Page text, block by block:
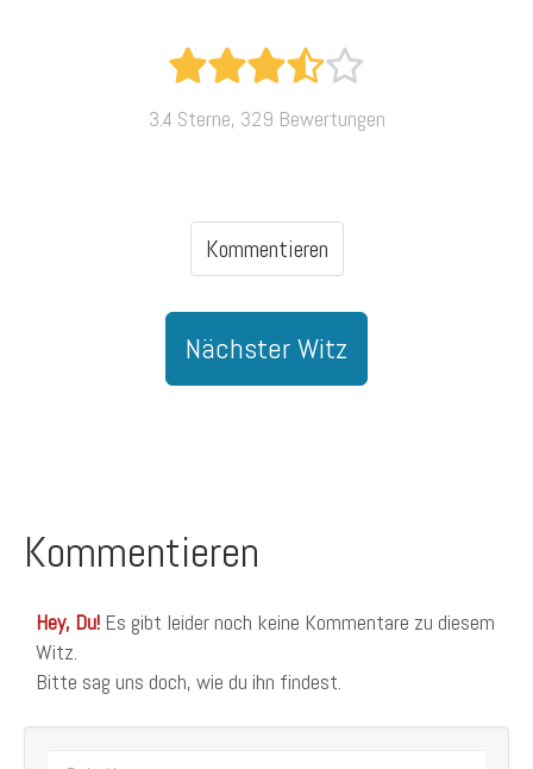
3.4 Sterne, 329 Bewertungen
Kommentieren
Nächster Witz
Kommentieren
Hey, Du! Es gibt leider noch keine Kommentare zu diesem
Witz.
Bitte sag uns doch, wie du ihn findest.